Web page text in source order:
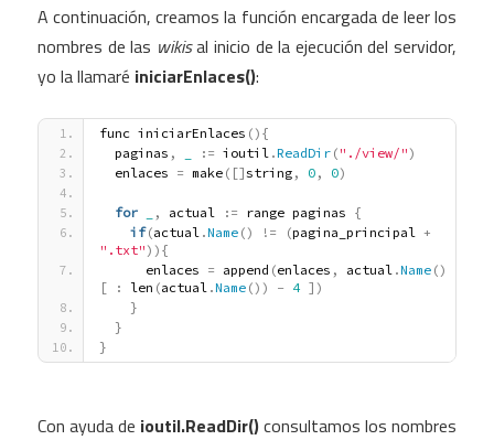
A continuación, creamos la función encargada de leer los
nombres de las wikisal inicio de la ejecución del servidor,
yo la llamaré iniciarEnlaces():
func iniciarEnlaces () {
  paginas
, : = ioutil .ReadDir ( "./view/")
  enlaces
= make ( []string , 0 , 0)
for , actual : = range paginas {
if(actual .Name () ! = (pagina_principal +
".txt") ) {
      enlaces
= append (enlaces , actual .Name ()
[
: len (actual .Name () ) - 4 ] )
}
}
}
Con ayuda de ioutil.ReadDir()consultamos los nombres